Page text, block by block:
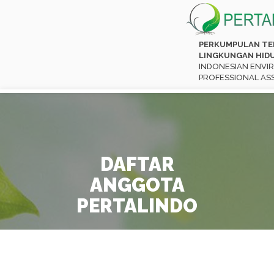
PERKUMPULAN
LINGKUNGAN
INDONESIAN
PROFESSIONAL
DAFTAR
ANGGOTA
PERTALINDO